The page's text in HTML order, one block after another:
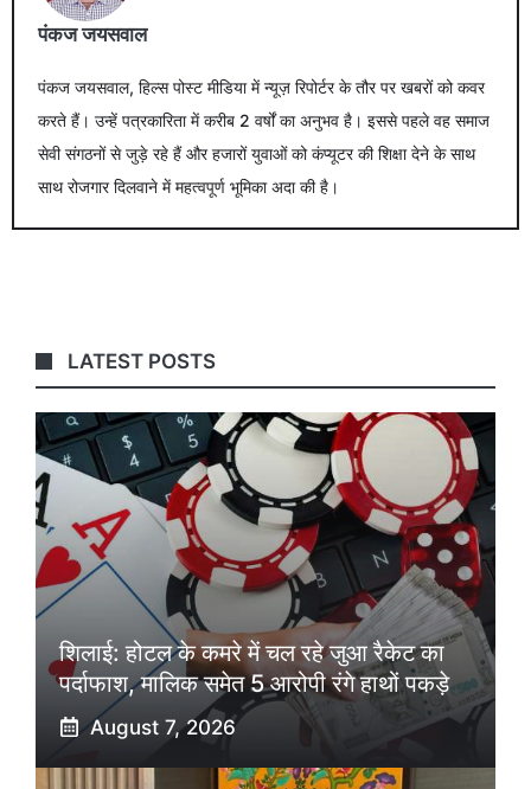
पंकज जयसवाल
पंकज जयसवाल, हिल्स पोस्ट मीडिया में न्यूज़ रिपोर्टर के तौर पर खबरों को कवर
करते हैं। उन्हें पत्रकारिता में करीब 2 वर्षों का अनुभव है। इससे पहले वह समाज
सेवी संगठनों से जुड़े रहे हैं और हजारों युवाओं को कंप्यूटर की शिक्षा देने के साथ
साथ रोजगार दिलवाने में महत्वपूर्ण भूमिका अदा की है।
LATEST POSTS
शिलाई: होटल के कमरे में चल रहे जुआ रैकेट का
पर्दाफाश, मालिक समेत 5 आरोपी रंगे हाथों पकड़े
August 7, 2026